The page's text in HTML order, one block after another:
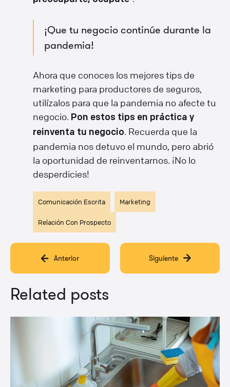
¡Que tu negocio continúe durante la
pandemia!
Ahora que conoces los mejores tips de
marketing para productores de seguros,
utilízalos para que la pandemia no afecte tu
negocio. Pon estos tips en práctica y
reinventa tu negocio. Recuerda que la
pandemia nos detuvo el mundo, pero abrió
la oportunidad de reinventarnos. ¡No lo
desperdicies!
Comunicación Escrita Marketing
Relación Con Prospecto
Anterior Siguiente
Related posts